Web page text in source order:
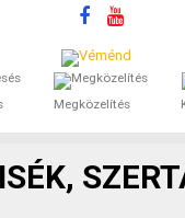
Megközelítés